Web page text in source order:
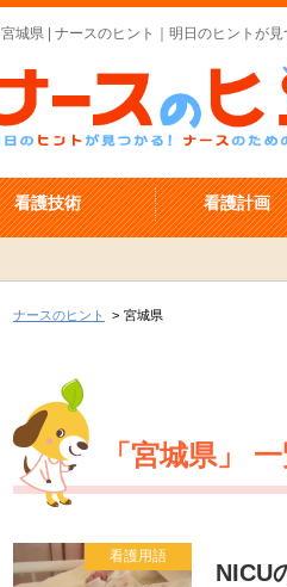
宮城県 | ナースのヒント｜明日のヒントが
看護技術 看護計画
ナースのヒント > 宮城県
「宮城県」
看護用語
NICU